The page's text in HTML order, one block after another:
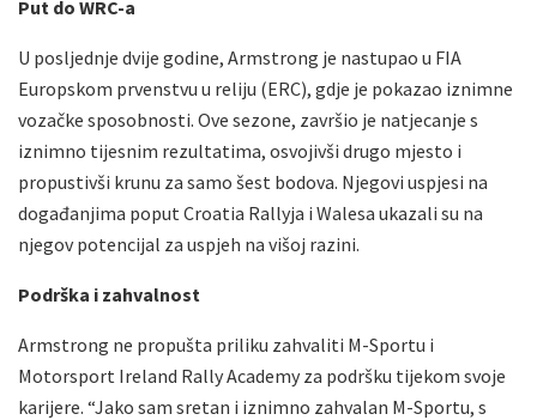
Put do WRC-a
U posljednje dvije godine, Armstrong je nastupao u FIA
Europskom prvenstvu u reliju (ERC), gdje je pokazao iznimne
vozačke sposobnosti. Ove sezone, završio je natjecanje s
iznimno tijesnim rezultatima, osvojivši drugo mjesto i
propustivši krunu za samo šest bodova. Njegovi uspjesi na
događanjima poput Croatia Rallyja i Walesa ukazali su na
njegov potencijal za uspjeh na višoj razini.
Podrška i zahvalnost
Armstrong ne propušta priliku zahvaliti M-Sportu i
Motorsport Ireland Rally Academy za podršku tijekom svoje
karijere. “Jako sam sretan i iznimno zahvalan M-Sportu, s